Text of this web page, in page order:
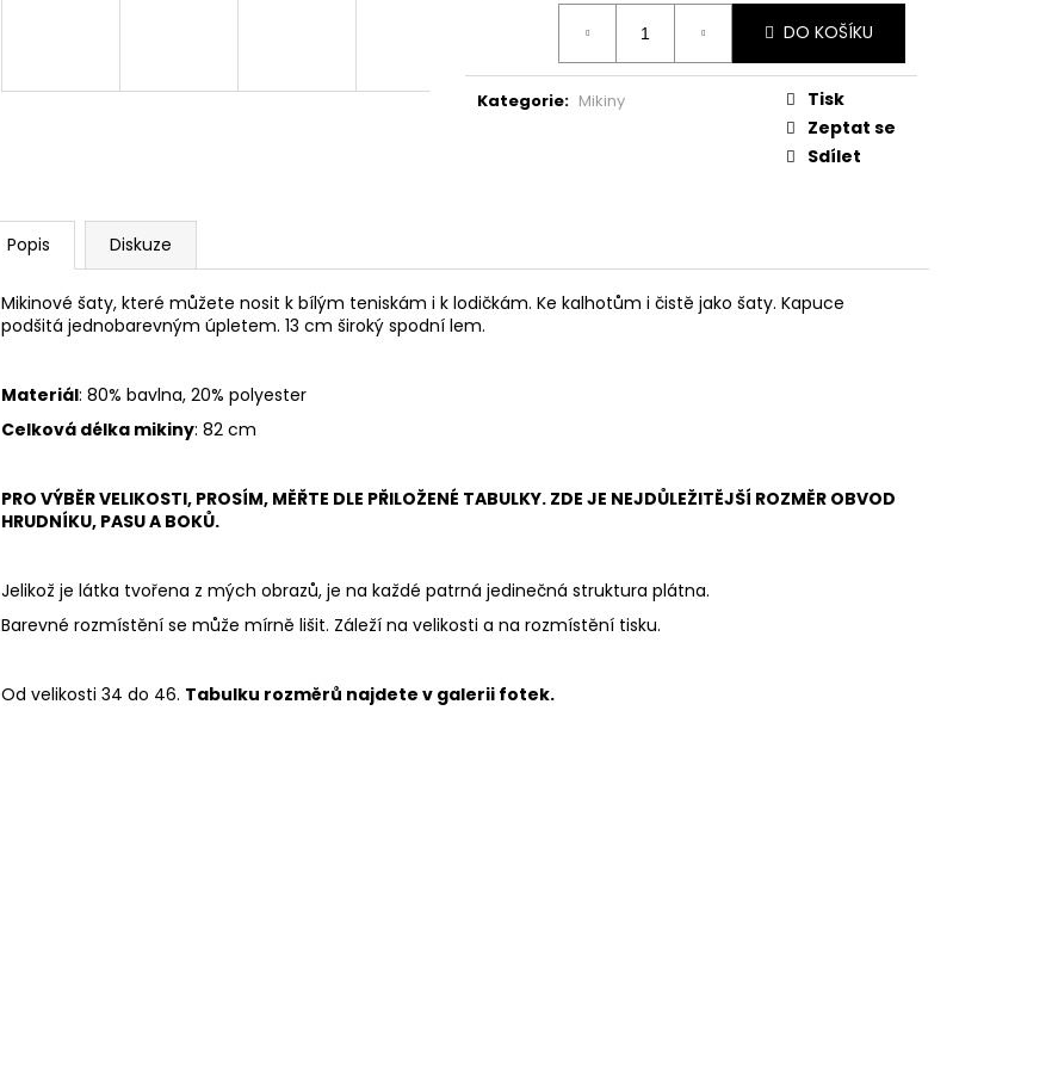
DO KOŠÍKU
Kategorie: Mikiny
Tisk
Zeptat se
Sdílet
Popis Diskuze
Mikinové šaty, které můžete nosit k bílým teniskám i k lodičkám. Ke kalhotům i čistě jako šaty. Kapuce
podšitá jednobarevným úpletem. 13 cm široký spodní lem.
Materiál: 80% bavlna, 20% polyester
Celková délka mikiny: 82 cm
PRO VÝBĚR VELIKOSTI, PROSÍM, MĚŘTE DLE PŘILOŽENÉ TABULKY. ZDE JE NEJDŮLEŽITĚJŠÍ ROZMĚR OBVOD
HRUDNÍKU, PASU A BOKŮ.
Jelikož je látka tvořena z mých obrazů, je na každé patrná jedinečná struktura plátna.
Barevné rozmístění se může mírně lišit. Záleží na velikosti a na rozmístění tisku.
Od velikosti 34 do 46. Tabulku rozměrů najdete v galerii fotek.